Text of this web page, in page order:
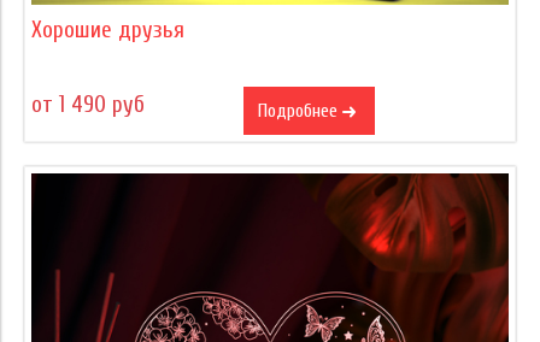
Хорошие друзья
от 1 490 руб Подробнее